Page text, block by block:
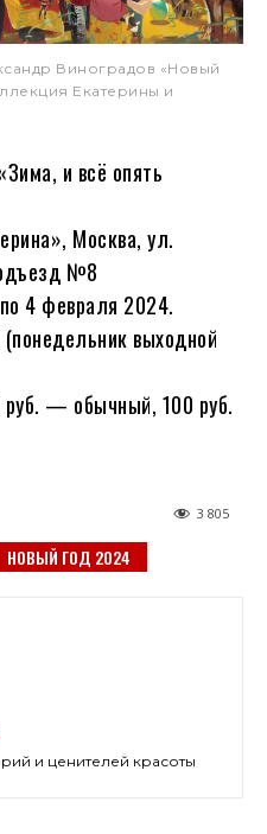
Виноградов «Новый
Екатерины и
и всё опять
Москва, ул.
№8
4 февраля 2024.
выходной
руб. — обычный, 100 руб.
3 805
НОВЫЙ ГОД 2024
и ценителей красоты